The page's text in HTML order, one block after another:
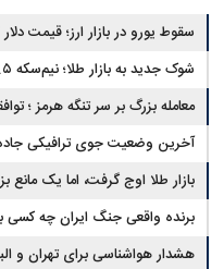
سقوط یورو در بازار ارز؛ قیمت دلار ۱۸۷ هزار تومان شد
شوک جدید به بازار طلا؛ نیم‌سکه ۹۵.۵ میلیون شد+جدول
معامله بزرگ بر سر تنگه هرمز ؛
آخرین وضعیت جوی ترافیکی
بازار طلا اوج گرفت، اما یک مانع
برنده واقعی جنگ ایران چه کسی
هشدار هواشناسی برای تهران و